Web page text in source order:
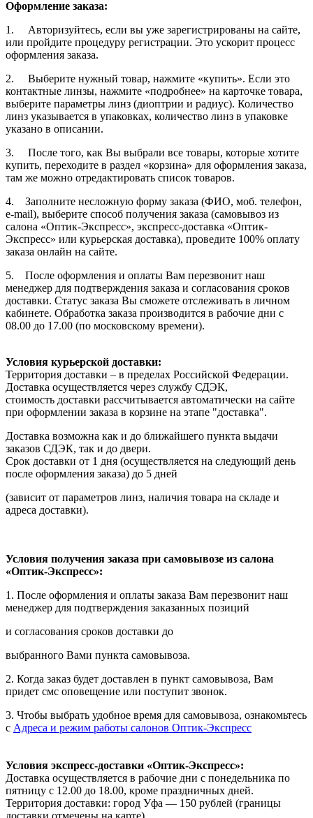
Оформление заказа:
1. Авторизуйтесь, если вы уже зарегистрированы на сайте,
или пройдите процедуру регистрации. Это ускорит процесс
оформления заказа.
2. Выберите нужный товар, нажмите «купить». Если это
контактные линзы, нажмите «подробнее» на карточке товара,
выберите параметры линз (диоптрии и радиус). Количество
линз указывается в упаковках, количество линз в упаковке
указано в описании.
3. После того, как Вы выбрали все товары, которые хотите
купить, переходите в раздел «корзина» для оформления заказа,
там же можно отредактировать список товаров.
4. Заполните несложную форму заказа (ФИО, моб. телефон,
e-mail), выберите способ получения заказа (самовывоз из
салона «Оптик-Экспресс», экспресс-доставка «Оптик-
Экспресс» или курьерская доставка), проведите 100% оплату
заказа онлайн на сайте.
5. После оформления и оплаты Вам перезвонит наш
менеджер для подтверждения заказа и согласования сроков
доставки. Статус заказа Вы сможете отслеживать в личном
кабинете. Обработка заказа производится в рабочие дни с
08.00 до 17.00 (по московскому времени).
Условия курьерской доставки:
Территория доставки – в пределах Российской Федерации.
Доставка осуществляется через службу СДЭК,
стоимость доставки рассчитывается автоматически на сайте
при оформлении заказа в корзине на этапе "доставка".
Доставка возможна как и до ближайшего пункта выдачи
заказов СДЭК, так и до двери.
Срок доставки от 1 дня (осуществляется на следующий день
после оформления заказа) до 5 дней
(зависит от параметров линз, наличия товара на складе и
адреса доставки).
Условия получения заказа при самовывозе из салона
«Оптик-Экспресс»:
1. После оформления и оплаты заказа Вам перезвонит наш
менеджер для подтверждения заказанных позиций
и согласования сроков доставки до
выбранного Вами пункта самовывоза.
2. Когда заказ будет доставлен в пункт самовывоза, Вам
придет смс оповещение или поступит звонок.
3. Чтобы выбрать удобное время для самовывоза, ознакомьтесь
с Адреса и режим работы салонов Оптик-Экспресс
Условия экспресс-доставки «Оптик-Экспресс»:
Доставка осуществляется в рабочие дни с понедельника по
пятницу с 12.00 до 18.00, кроме праздничных дней.
Территория доставки: город Уфа — 150 рублей (границы
доставки отмечены на карте).